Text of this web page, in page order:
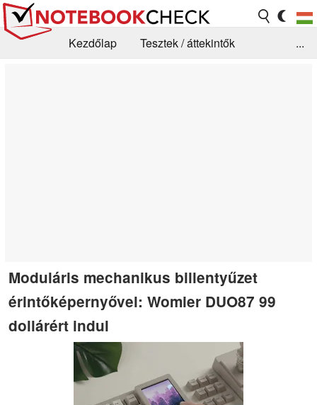
Kezdőlap
Tesztek / áttekintők
...
Moduláris mechanikus billentyűzet
érintőképernyővel: Womier DUO87 99
dollárért indul